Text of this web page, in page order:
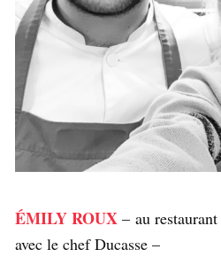
ÉMILY ROUX – au
avec le chef Ducasse –